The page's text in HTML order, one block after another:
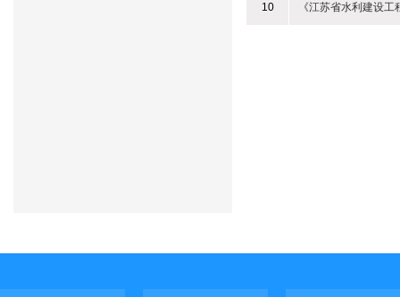
10 《江苏省水利建设